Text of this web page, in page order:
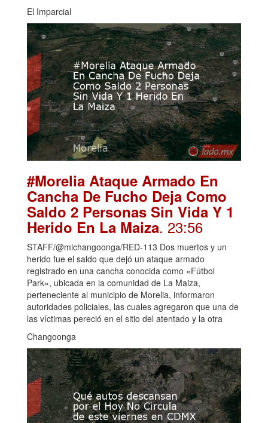
El Imparcial
#Morelia Ataque Armado En
Cancha De Fucho Deja Como
Saldo 2 Personas Sin Vida Y 1
Herido En La Maiza. 23:56
STAFF/@michangoonga/RED-113 Dos muertos y un
herido fue el saldo que dejó un ataque armado
registrado en una cancha conocida como «Fútbol
Park», ubicada en la comunidad de La Maiza,
perteneciente al municipio de Morelia, informaron
autoridades policiales, las cuales agregaron que una de
las víctimas pereció en el sitio del atentado y la otra
Changoonga